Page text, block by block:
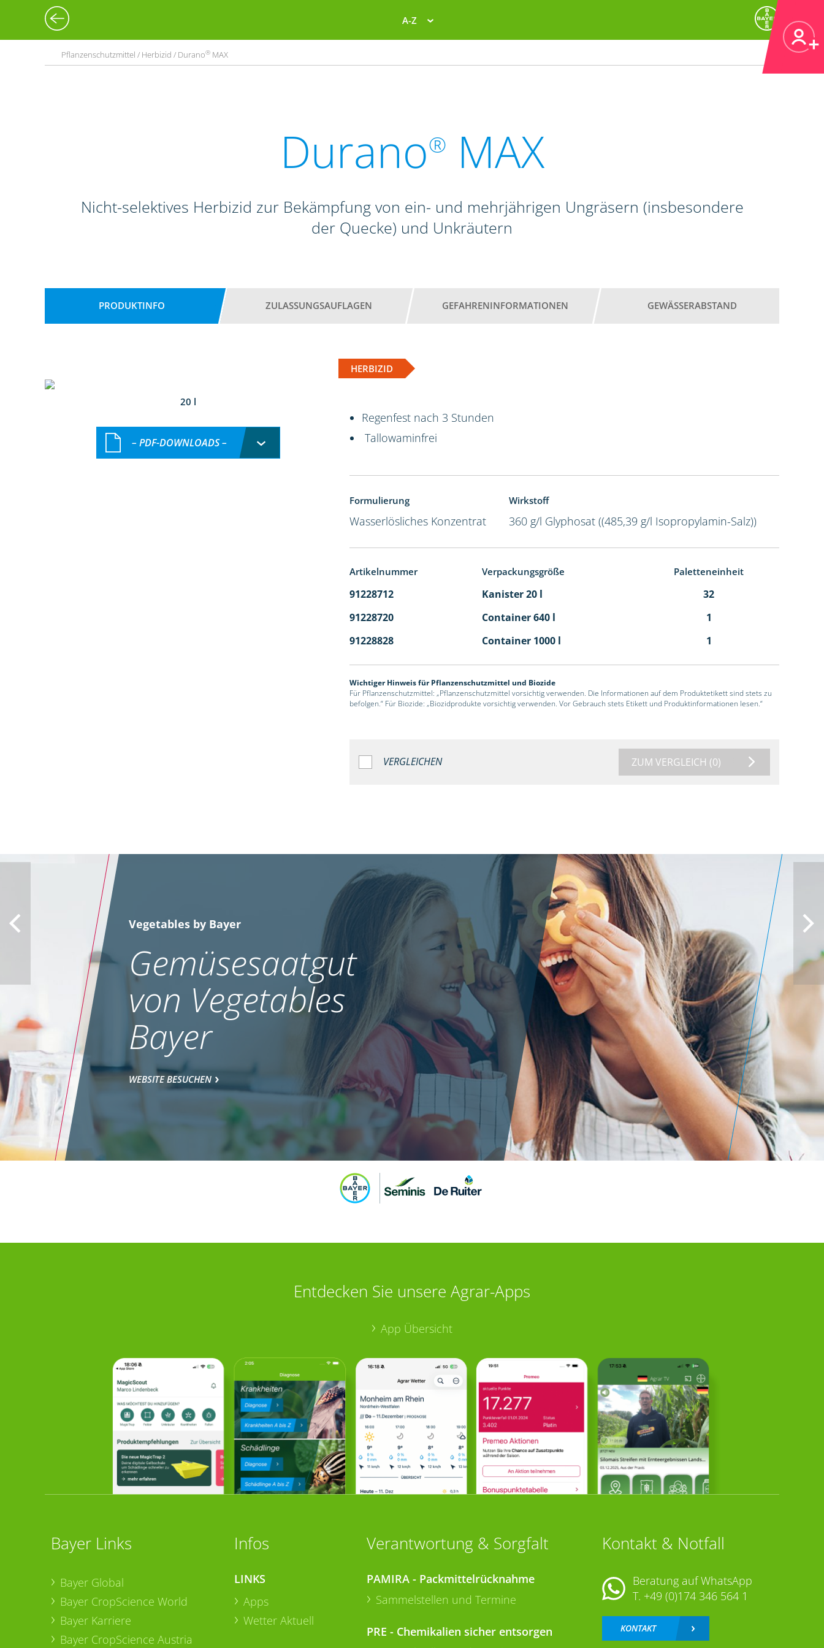
A-Z
Pflanzenschutzmittel / Herbizid / Durano® MAX
Durano® MAX
Nicht-selektives Herbizid zur Bekämpfung von ein- und mehrjährigen Ungräsern (insbesondere
der Quecke) und Unkräutern
PRODUKTINFO ZULASSUNGSAUFLAGEN GEFAHRENINFORMATIONEN GEWÄSSERABSTAND
HERBIZID
20 l
– PDF-DOWNLOADS –
Regenfest nach 3 Stunden
Tallowaminfrei
Formulierung
Wasserlösliches Konzentrat
Wirkstoff
360 g/l Glyphosat ((485,39 g/l Isopropylamin-Salz))
Artikelnummer Verpackungsgröße Paletteneinheit
91228712 Kanister 20 l
32
91228720
Container 640 l
1
91228828
Container 1000 l 1
Wichtiger Hinweis für Pflanzenschutzmittel und Biozide
Für Pflanzenschutzmittel: „Pflanzenschutzmittel vorsichtig verwenden. Die Informationen auf dem Produktetikett sind stets zu
befolgen.“ Für Biozide: „Biozidprodukte vorsichtig verwenden. Vor Gebrauch stets Etikett und Produktinformationen lesen.“
VERGLEICHEN ZUM VERGLEICH (0)
Vegetables by Bayer
Gemüsesaatgut
von Vegetables
Bayer
WEBSITE BESUCHEN
Entdecken Sie unsere Agrar-Apps
App Übersicht
Bayer Links
Bayer Global
Bayer CropScience World
Bayer Karriere
Bayer CropScience Austria
Infos
LINKS
Apps
Wetter Aktuell
Verantwortung & Sorgfalt
PAMIRA - Packmittelrücknahme
Sammelstellen und Termine
PRE - Chemikalien sicher entsorgen
Kontakt & Notfall
Beratung auf WhatsApp
T. +49 (0)174 346 564 1
KONTAKT